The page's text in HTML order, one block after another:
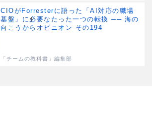
CIOがForresterに語った「AI対応の職場
基盤」に必要なたった一つの転換 ── 海の
向こうからオピニオン その194
「チームの教科書」編集部